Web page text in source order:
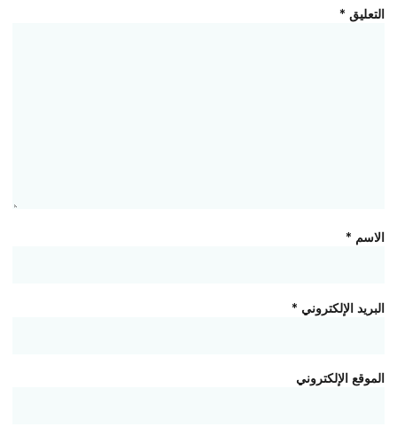
التعليق *
الاسم *
البريد الإلكتروني *
الموقع الإلكتروني